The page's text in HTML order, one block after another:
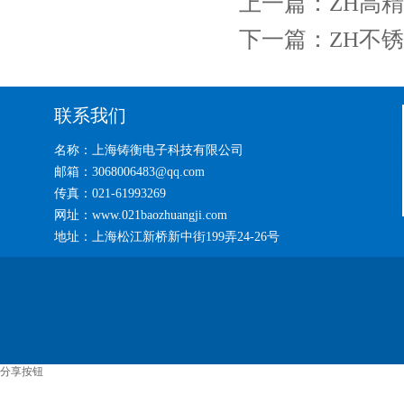
下一篇： ZH不
联系我们
名称：上海铸衡电子科技有限公司
邮箱：3068006483@qq.com
传真：021-61993269
网址：www.021baozhuangji.com
地址：上海松江新桥新中街199弄24-26号
分享按钮